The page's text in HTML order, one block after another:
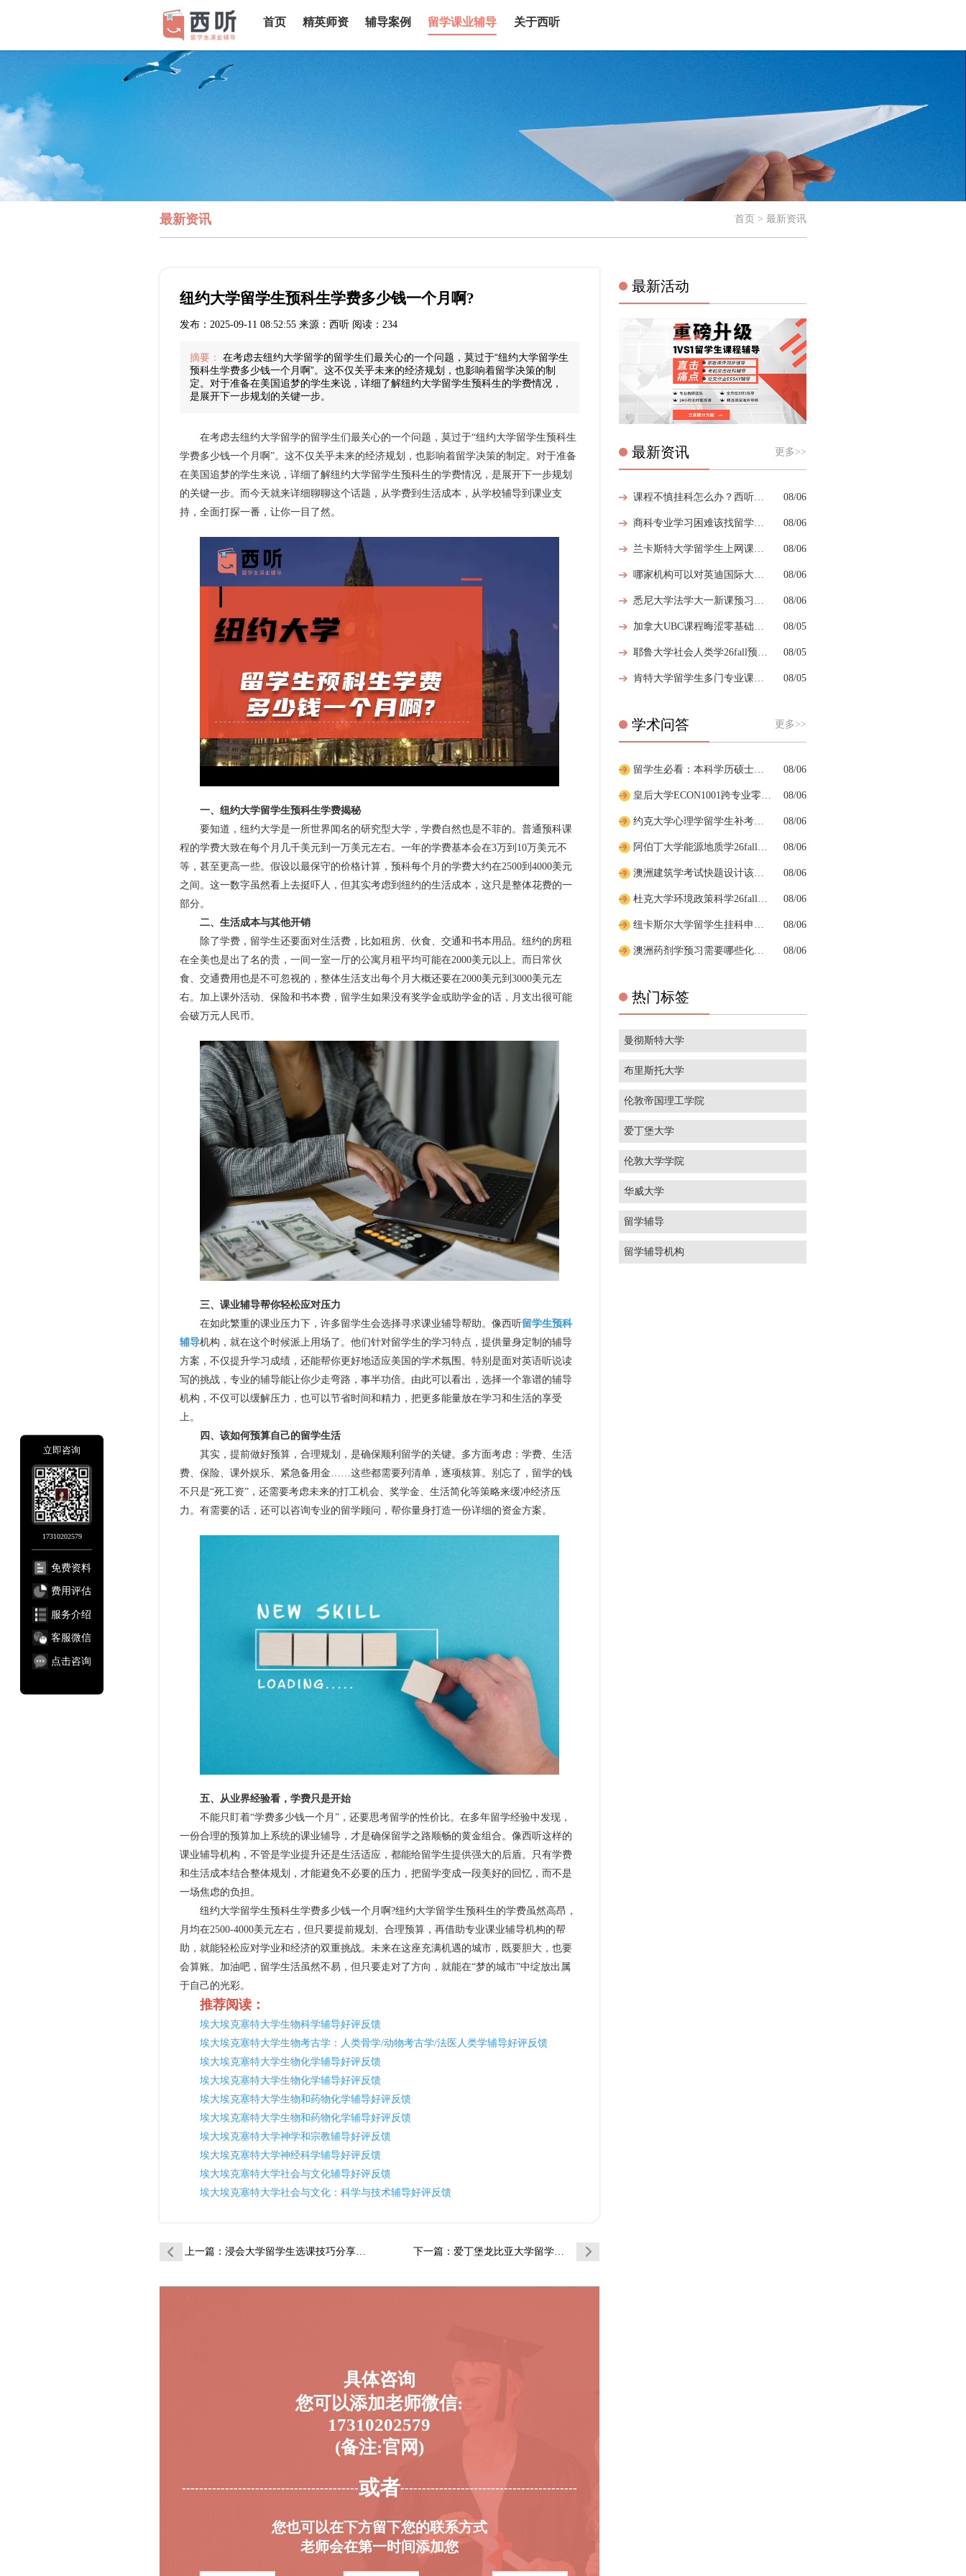
首页 精英师资 辅导案例 留学课业辅导 关于西听
最新资讯 首页 > 最新资讯
纽约大学留学生预科生学费多少钱一个月啊?
发布：2025-09-11 08:52:55 来源：西听 阅读：234
摘要：
在考虑去纽约大学留学的留学生们最关心的一个问题，莫过于“纽约大学留学生
预科生学费多少钱一个月啊”。这不仅关乎未来的经济规划，也影响着留学决策的制
定。对于准备在美国追梦的学生来说，详细了解纽约大学留学生预科生的学费情况，
是展开下一步规划的关键一步。
在考虑去纽约大学留学的留学生们最关心的一个问题，莫过于“纽约大学留学生预科生
学费多少钱一个月啊”。这不仅关乎未来的经济规划，也影响着留学决策的制定。对于准备
在美国追梦的学生来说，详细了解纽约大学留学生预科生的学费情况，是展开下一步规划
的关键一步。而今天就来详细聊聊这个话题，从学费到生活成本，从学校辅导到课业支
持，全面打探一番，让你一目了然。
一、纽约大学留学生预科生学费揭秘
要知道，纽约大学是一所世界闻名的研究型大学，学费自然也是不菲的。普通预科课
程的学费大致在每个月几千美元到一万美元左右。一年的学费基本会在3万到10万美元不
等，甚至更高一些。假设以最保守的价格计算，预科每个月的学费大约在2500到4000美元
之间。这一数字虽然看上去挺吓人，但其实考虑到纽约的生活成本，这只是整体花费的一
部分。
二、生活成本与其他开销
除了学费，留学生还要面对生活费，比如租房、伙食、交通和书本用品。纽约的房租
在全美也是出了名的贵，一间一室一厅的公寓月租平均可能在2000美元以上。而日常伙
食、交通费用也是不可忽视的，整体生活支出每个月大概还要在2000美元到3000美元左
右。加上课外活动、保险和书本费，留学生如果没有奖学金或助学金的话，月支出很可能
会破万元人民币。
三、课业辅导帮你轻松应对压力
在如此繁重的课业压力下，许多留学生会选择寻求课业辅导帮助。像西听留学生预科
辅导机构，就在这个时候派上用场了。他们针对留学生的学习特点，提供量身定制的辅导
方案，不仅提升学习成绩，还能帮你更好地适应美国的学术氛围。特别是面对英语听说读
写的挑战，专业的辅导能让你少走弯路，事半功倍。由此可以看出，选择一个靠谱的辅导
机构，不仅可以缓解压力，也可以节省时间和精力，把更多能量放在学习和生活的享受
上。
四、该如何预算自己的留学生活
其实，提前做好预算，合理规划，是确保顺利留学的关键。多方面考虑：学费、生活
费、保险、课外娱乐、紧急备用金……这些都需要列清单，逐项核算。别忘了，留学的钱
不只是“死工资”，还需要考虑未来的打工机会、奖学金、生活简化等策略来缓冲经济压
力。有需要的话，还可以咨询专业的留学顾问，帮你量身打造一份详细的资金方案。
五、从业界经验看，学费只是开始
不能只盯着“学费多少钱一个月”，还要思考留学的性价比。在多年留学经验中发现，
一份合理的预算加上系统的课业辅导，才是确保留学之路顺畅的黄金组合。像西听这样的
课业辅导机构，不管是学业提升还是生活适应，都能给留学生提供强大的后盾。只有学费
和生活成本结合整体规划，才能避免不必要的压力，把留学变成一段美好的回忆，而不是
一场焦虑的负担。
纽约大学留学生预科生学费多少钱一个月啊?纽约大学留学生预科生的学费虽然高昂，
月均在2500-4000美元左右，但只要提前规划、合理预算，再借助专业课业辅导机构的帮
助，就能轻松应对学业和经济的双重挑战。未来在这座充满机遇的城市，既要胆大，也要
会算账。加油吧，留学生活虽然不易，但只要走对了方向，就能在“梦的城市”中绽放出属
于自己的光彩。
推荐阅读：
埃大埃克塞特大学生物科学辅导好评反馈
埃大埃克塞特大学生物考古学：人类骨学/动物考古学/法医人类学辅导好评反馈
埃大埃克塞特大学生物化学辅导好评反馈
埃大埃克塞特大学生物化学辅导好评反馈
埃大埃克塞特大学生物和药物化学辅导好评反馈
埃大埃克塞特大学生物和药物化学辅导好评反馈
埃大埃克塞特大学神学和宗教辅导好评反馈
埃大埃克塞特大学神经科学辅导好评反馈
埃大埃克塞特大学社会与文化辅导好评反馈
埃大埃克塞特大学社会与文化：科学与技术辅导好评反馈
上一篇：浸会大学留学生选课技巧分享：选课怎么选更… 下一篇 ：爱丁堡龙比亚大学留学生挂科怎么申诉最有效…
具体咨询
您可以添加老师微信:
17310202579
(备注:官网)
-----------------------------------------或者-----------------------------------------
您也可以在下方留下您的联系方式
老师会在第一时间添加您
最新活动
最新资讯 更多>>
08/06
08/06
08/06
08/06
08/06
08/05
08/05
08/05
学术问答 更多>>
08/06
08/06
08/06
08/06
08/06
08/06
08/06
08/06
热门标签
曼彻斯特大学
布里斯托大学
伦敦帝国理工学院
爱丁堡大学
伦敦大学学院
华威大学
留学辅导
留学辅导机构
立即咨询
17310202579
免费资料
费用评估
服务介绍
客服微信
点击咨询